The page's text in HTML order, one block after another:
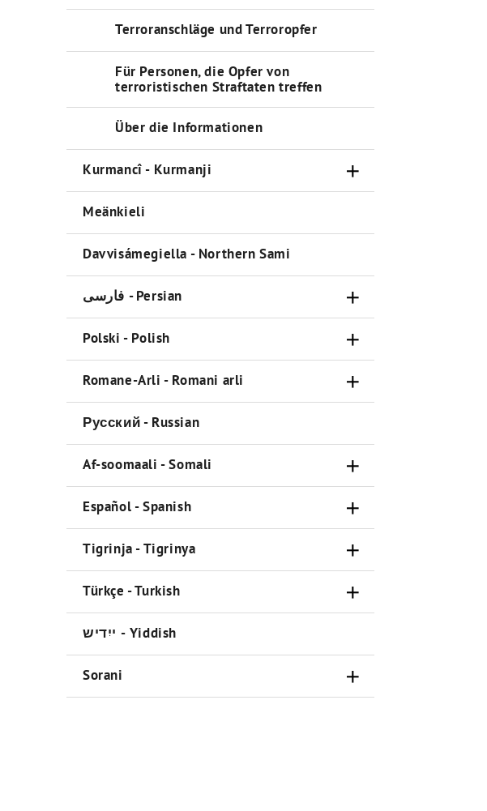
Terroranschläge und Terroropfer
Für Personen, die Opfer von
terroristischen Straftaten treffen
Über die Informationen
Kurmancî - Kurmanji
Meänkieli
Davvisámegiella - Northern Sami
فارسی - Persian
Polski - Polish
Romane-Arli - Romani arli
Русский - Russian
Af-soomaali - Somali
Español - Spanish
Tigrinja - Tigrinya
Türkçe - Turkish
ייִדיש - Yiddish
Sorani